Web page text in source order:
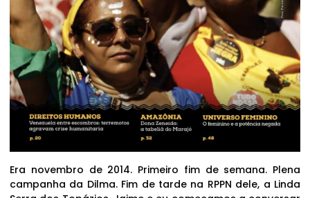
Era novembro de 2014. Primeiro fim de semana. Plena
campanha da Dilma. Fim de tarde na RPPN dele, a Linda